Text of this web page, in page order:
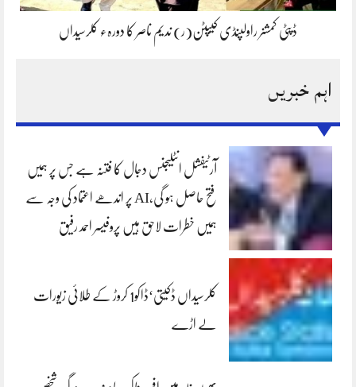
ڈپٹی کمشنر راولپنڈی کیپٹن(ر) ندیم ناصر کا دورہء کلرسیداں
اہم خبریں
آرٹیفشل انٹلیجنس دجال کا فتنہ ہے جس پر ہمیں
فتح حاصل ہو گی،AI پر اندھے اعتماد کی وجہ سے
ہمیں خطرات لاحق ہیں پروفیسر احمد رفیق
کلرسیداں ڈکیتی‘ڈاکو1 کروڑ کے طلائی زیورات
لے اڑے